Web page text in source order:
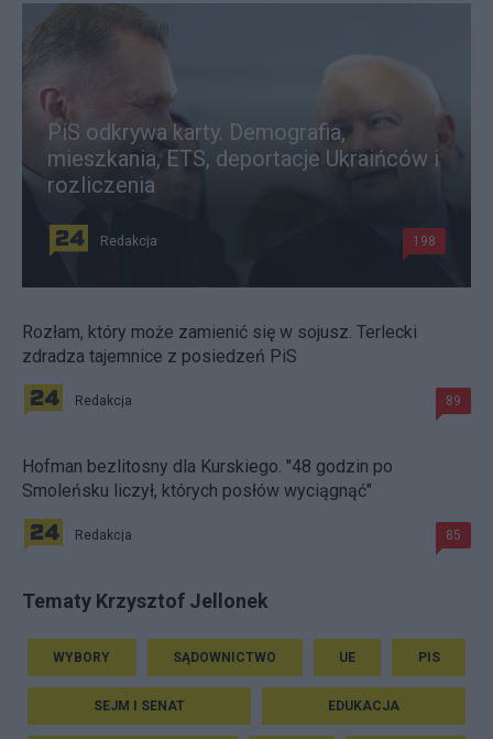
PiS odkrywa karty. Demografia,
mieszkania, ETS, deportacje Ukraińców i
rozliczenia
Redakcja 198
Rozłam, który może zamienić się w sojusz. Terlecki
zdradza tajemnice z posiedzeń PiS
Redakcja 89
Hofman bezlitosny dla Kurskiego. "48 godzin po
Smoleńsku liczył, których posłów wyciągnąć"
Redakcja 85
Tematy Krzysztof Jellonek
WYBORY SĄDOWNICTWO UE PIS
SEJM I SENAT EDUKACJA